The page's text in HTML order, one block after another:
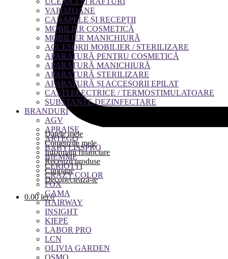
Datele mele
Comenzile mele
Informații financiare
Recenzii produse
Cupoane
Deconectează-te
0.00lei 0
VAPOZOANE
CANAPELE ȘI RECEPȚII
MOBILIER COSMETICĂ
MOBILIER MANICHIURĂ
ACCESORII MOBILIER / STERILIZARE
APARATURĂ PENTRU COSMETICĂ
APARATURĂ MANICHIURĂ
APARATURĂ STERILIZARE
APARATURĂ ȘI ACCESORII EPILAT
CAȘTI ELECTRICE / TERMOSTIMULATOARE
SUBSTANȚE DEZINFECTARE
BRANDURI
AGV
APRAISE
ARTEGO
BABYLISSPRO
BIEMME
CERIOTTI
CRAZY COLOR
FOX
GAMA
HAIRWAY
INSIGHT
KIEPE
LABOR PRO
LCN
OLIVIA GARDEN
OSMO